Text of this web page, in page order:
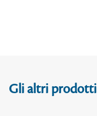
Gli altri